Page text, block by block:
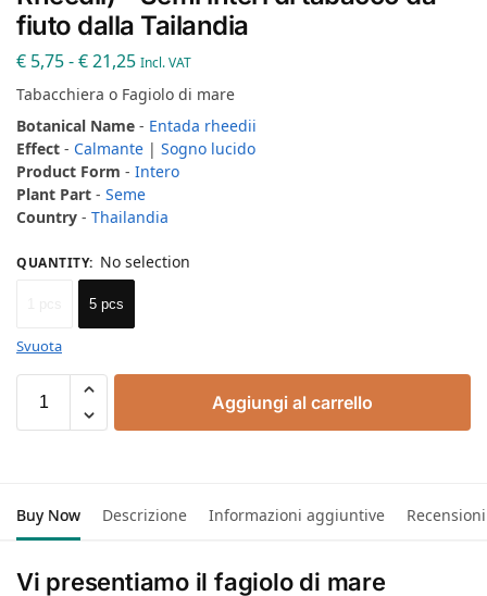
fiuto dalla Tailandia
€ 5,75-€21,25 Incl. VAT
Tabacchiera o Fagiolo di mare
Botanical Name - Entada rheedii
Effect - Calmante | Sogno lucido
Product Form - Intero
Plant Part - Seme
Country - Thailandia
QUANTITY: No selection
5 pcs
Svuota
Aggiungi al carrello
Buy Now Descrizione Informazioni aggiuntive Recensioni
Vi presentiamo il fagiolo di mare